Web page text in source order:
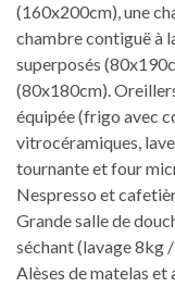
(160x200cm), une
chambre contiguë à
superposés
(80x180cm).
équipée (frigo avec
vitrocéramiques,
tournante et four
Nespresso et
Grande salle de
séchant (lavage 8kg
Alèses de matelas et